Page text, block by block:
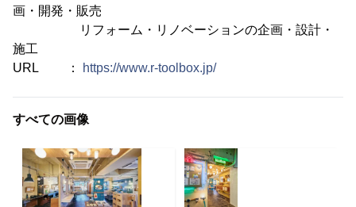
画・開発・販売
リフォーム・リノベーションの企画・設計・
施工
URL ：
https://www.r-toolbox.jp/
すべての画像